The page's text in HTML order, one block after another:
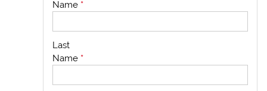
Name *
Last
Name *